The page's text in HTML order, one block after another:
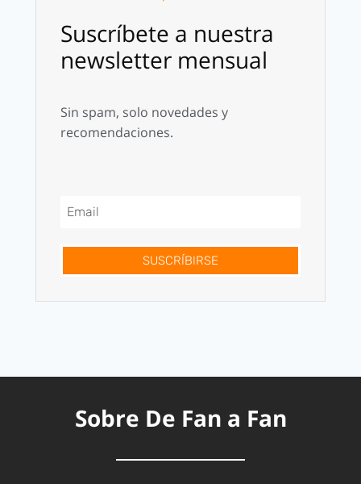
Suscríbete a nuestra
newsletter mensual
Sin spam, solo novedades y
recomendaciones.
SUSCRÍBIRSE
Sobre De Fan a Fan